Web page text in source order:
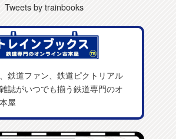
Tweets by trainbooks
鉄道ファン、鉄道ピクトリアル
誌がいつでも揃う鉄道専門のオ
屋